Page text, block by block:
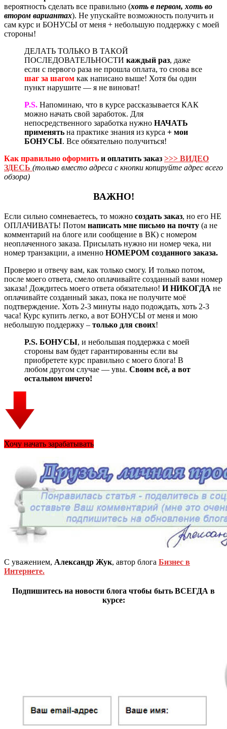
вероятность сделать все правильно (хоть в первом, хоть во
втором вариантах). Не упускайте возможность получить и
сам курс и БОНУСЫ от меня + небольшую поддержку с моей
стороны!
ДЕЛАТЬ ТОЛЬКО В ТАКОЙ
ПОСЛЕДОВАТЕЛЬНОСТИ каждый раз, даже
если с первого раза не прошла оплата, то снова все
шаг за шагом как написано выше! Хотя бы один
пункт нарушите — я не виноват!
P.S. Напоминаю, что в курсе рассказывается КАК
можно начать свой заработок. Для
непосредственного заработка нужно НАЧАТЬ
применять на практике знания из курса + мои
БОНУСЫ. Все обязательно получиться!
Как правильно оформить и оплатить заказ >>> ВИДЕО
ЗДЕСЬ (только вместо адреса с кнопки копируйте адрес всего
обзора)
ВАЖНО!
Если сильно сомневаетесь, то можно создать заказ, но его НЕ
ОПЛАЧИВАТЬ! Потом написать мне письмо на почту (а не
комментарий на блоге или сообщение в ВК) с номером
неоплаченного заказа. Присылать нужно ни номер чека, ни
номер транзакции, а именно НОМЕРОМ созданного заказа.
Проверю и отвечу вам, как только смогу. И только потом,
после моего ответа, смело оплачивайте созданный вами номер
заказа! Дождитесь моего ответа обязательно! И НИКОГДА не
оплачивайте созданный заказ, пока не получите моё
подтверждение. Хоть 2-3 минуты надо подождать, хоть 2-3
часа! Курс купить легко, а вот БОНУСЫ от меня и мою
небольшую поддержку – только для своих!
P.S. БОНУСЫ, и небольшая поддержка с моей
стороны вам будет гарантированны если вы
приобретете курс правильно с моего блога! В
любом другом случае — увы. Своим всё, а вот
остальном ничего!
Хочу начать зарабатывать
С уважением, Александр Жук, автор блога Бизнес в
Интернете.
Подпишитесь на новости блога чтобы быть ВСЕГДА в
курсе: